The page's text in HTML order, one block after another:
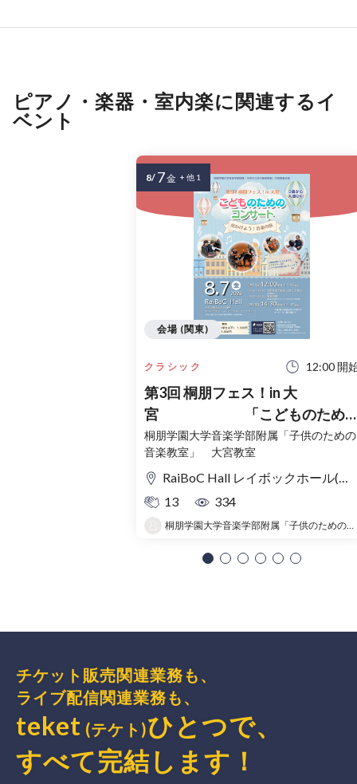
ピアノ・楽器・室内楽に関連するイ
ベント
クラシック 12:00 開
第3回 桐朋フェス！in 大
宮 「こどものため
コンサート」〜出かけよう！音
の旅〜
桐朋学園大学音楽学部附属「子供のための
音楽教室」 大宮教室
RaiBoC Hall レイボックホール(市民会館おおみや) 5F リハーサルルーム・レクリエーションルーム
13
334
桐朋学園大学音楽学部附属「子供のための音楽教室 」大宮教室
会場 (関東)
8/ 7金 + 他 1
チケット販売関連業務も、
ライブ配信関連業務も、
teket (テケト)ひとつで、
すべて完結 します ！